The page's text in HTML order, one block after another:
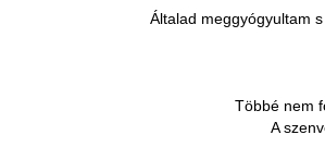
Általad meggyógyultam
Többé nem
A